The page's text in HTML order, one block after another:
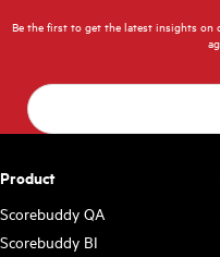
Be the first to get the latest insights on
Product
Scorebuddy QA
Scorebuddy BI